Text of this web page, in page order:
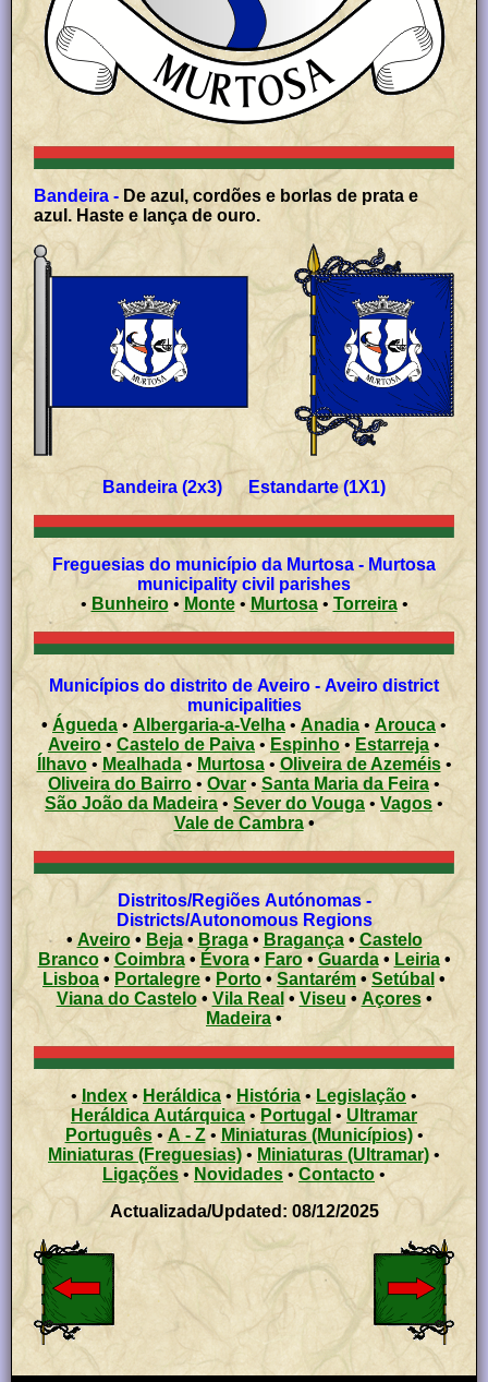
Bandeira - De azul, cordões e borlas de prata e
azul. Haste e lança de ouro.
Bandeira (2x3) Estandarte (1X1)
Freguesias do município da Murtosa - Murtosa
municipality civil parishes
• Bunheiro• Monte• Murtosa• Torreira •
Municípios do distrito de Aveiro - Aveiro district
municipalities
• Águeda • Albergaria-a-Velha • Anadia • Arouca•
Aveiro • Castelo de Paiva • Espinho• Estarreja •
Ílhavo• Mealhada• Murtosa• Oliveira de Azeméis•
Oliveira do Bairro • Ovar •Santa Maria da Feira•
São João da Madeira • Sever do Vouga • Vagos •
Vale de Cambra •
Distritos/Regiões Autónomas -
Districts/Autonomous Regions
• Aveiro• Beja• Braga•Bragança• Castelo
Branco• Coimbra• Évora• Faro• Guarda• Leiria•
Lisboa • Portalegre • Porto • Santarém • Setúbal •
Viana do Castelo• Vila Real • Viseu • Açores •
Madeira •
• Index • Heráldica •História • Legislação •
Heráldica Autárquica • Portugal • Ultramar
Português• A - Z• Miniaturas (Municípios)•
Miniaturas (Freguesias) • Miniaturas (Ultramar) •
Ligações • Novidades • Contacto •
Actualizada/Updated: 08/12/2025